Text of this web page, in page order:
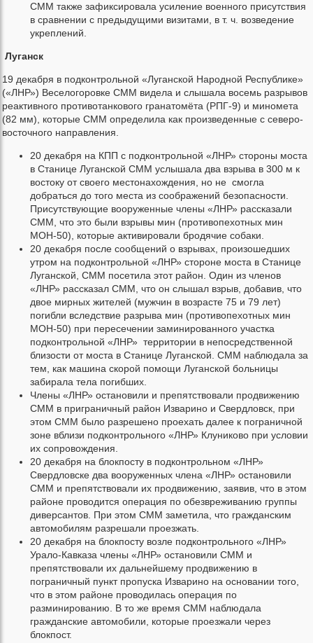
СММ также зафиксировала усиление военного присутствия
в сравнении с предыдущими визитами, в т. ч. возведение
укреплений.
Луганск
19 декабря в подконтрольной «Луганской Народной Республике»
(«ЛНР») Веселогоровке СMM видела и слышала восемь разрывов
реактивного противотанкового гранатомёта (РПГ-9) и миномета
(82 мм), которые СMM определила как произведенные с северо-
восточного направления.
20 декабря на КПП с подконтрольной «ЛНР» стороны моста
в Станице Луганской СMM услышала два взрыва в 300 м к
востоку от своего местонахождения, но не смогла
добраться до того места из соображений безопасности.
Присутствующие вооруженные члены «ЛНР» рассказали
СMM, что это были взрывы мин (противопехотных мин
МОН-50), которые активировали бродячие собаки.
20 декабря после сообщений о взрывах, произошедших
утром на подконтрольной «ЛНР» стороне моста в Станице
Луганской, СMM посетила этот район. Один из членов
«ЛНР» рассказал СMM, что он слышал взрыв, добавив, что
двое мирных жителей (мужчин в возрасте 75 и 79 лет)
погибли вследствие разрыва мин (противопехотных мин
МОН-50) при пересечении заминированного участка
подконтрольной «ЛНР» территории в непосредственной
близости от моста в Станице Луганской. СММ наблюдала за
тем, как машина скорой помощи Луганской больницы
забирала тела погибших.
Члены «ЛНР» остановили и препятствовали продвижению
СMM в приграничный район Изварино и Свердловск, при
этом СMM было разрешено проехать далее к пограничной
зоне вблизи подконтрольного «ЛНР» Клуниково при условии
их сопровождения.
20 декабря на блокпосту в подконтрольном «ЛНР»
Свердловске два вооруженных члена «ЛНР» остановили
СMM и препятствовали их продвижению, заявив, что в этом
районе проводится операция по обезвреживанию группы
диверсантов. При этом СММ заметила, что гражданским
автомобилям разрешали проезжать.
20 декабря на блокпосту возле подконтрольного «ЛНР»
Урало-Кавказа члены «ЛНР» остановили СMM и
препятствовали их дальнейшему продвижению в
пограничный пункт пропуска Изварино на основании того,
что в этом районе проводилась операция по
разминированию. В то же время СMM наблюдала
гражданские автомобили, которые проезжали через
блокпост.